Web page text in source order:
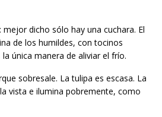
dicho sólo hay una cuchara. El
de los humildes, con tocinos
única manera de aliviar el frío.
sobresale. La tulipa es escasa. La
vista e ilumina pobremente, como